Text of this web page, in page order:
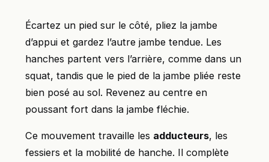
Écartez un pied sur le côté, pliez la jambe
d’appui et gardez l’autre jambe tendue. Les
hanches partent vers l’arrière, comme dans un
squat, tandis que le pied de la jambe pliée reste
bien posé au sol. Revenez au centre en
poussant fort dans la jambe fléchie.
Ce mouvement travaille les adducteurs, les
fessiers et la mobilité de hanche. Il complète